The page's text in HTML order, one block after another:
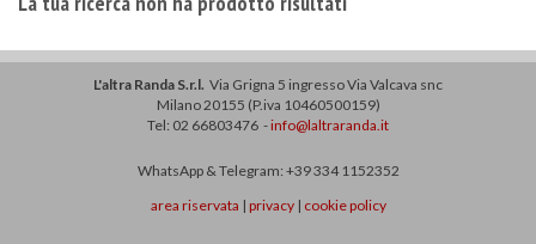
L'altra Randa S.r.l. Via Grigna 5 ingresso Via Valcava snc
Milano 20155 (P.iva 10460500159)
Tel: 02 66803476 -info@laltraranda.it
WhatsApp & Telegram: +39 334 1152352
area riservata | privacy| cookie policy